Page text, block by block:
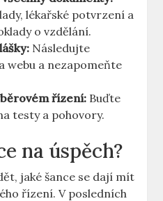
lékařské potvrzení a
o vzdělání.
Následujte
webu a nezapomeňte
řízení: Buďte
testy a pohovory.
na úspěch?
jaké šance se dají mít
řízení. V posledních